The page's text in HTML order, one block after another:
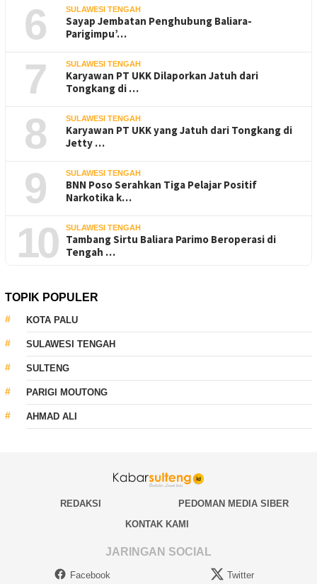
6 SULAWESI TENGAH
Sayap Jembatan Penghubung Baliara-
Parigimpu’…
7 SULAWESI TENGAH
Karyawan PT UKK Dilaporkan Jatuh dari
Tongkang di …
8 SULAWESI TENGAH
Karyawan PT UKK yang Jatuh dari Tongkang di
Jetty …
9 SULAWESI TENGAH
BNN Poso Serahkan Tiga Pelajar Positif
Narkotika k…
10 SULAWESI TENGAH
Tambang Sirtu Baliara Parimo Beroperasi di
Tengah …
TOPIK POPULER
KOTA PALU
SULAWESI TENGAH
SULTENG
PARIGI MOUTONG
AHMAD ALI
REDAKSI
PEDOMAN MEDIA SIBER
KONTAK KAMI
JARINGAN SOCIAL
Facebook Twitter